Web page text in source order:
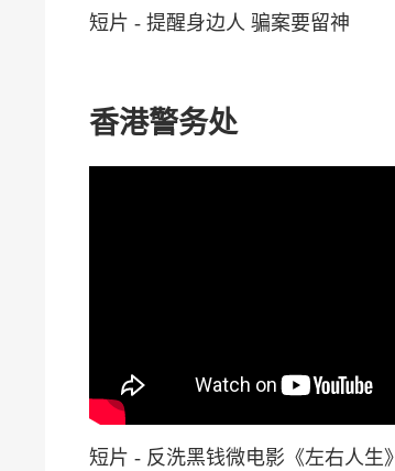
短片 - 提醒身边人 骗案要留神
香港警务处
短片 - 反洗黑钱微电影《左右人生》